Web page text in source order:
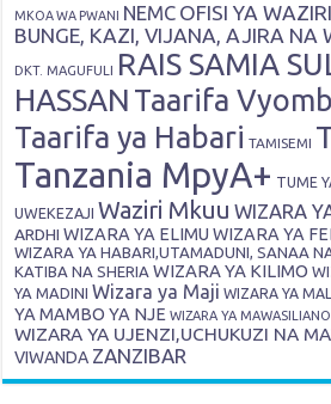
MKOA WA PWANI NEMC OFISI YA
BUNGE, KAZI, VIJANA, AJIRA NA
DKT. MAGUFULI RAIS SAMIA
HASSAN Taarifa
Taarifa ya Habari TAMISEMI
Tanzania MpyA+ TUME
UWEKEZAJI Waziri Mkuu WIZARA
ARDHI WIZARA YA ELIMU WIZARA YA
WIZARA YA HABARI,UTAMADUNI, SANAA
KATIBA NA SHERIA WIZARA YA KILIMO
YA MADINI Wizara ya Maji WIZARA YA
YA MAMBO YA NJE WIZARA YA MAWASILIANO
WIZARA YA UJENZI,UCHUKUZI NA
VIWANDA ZANZIBAR